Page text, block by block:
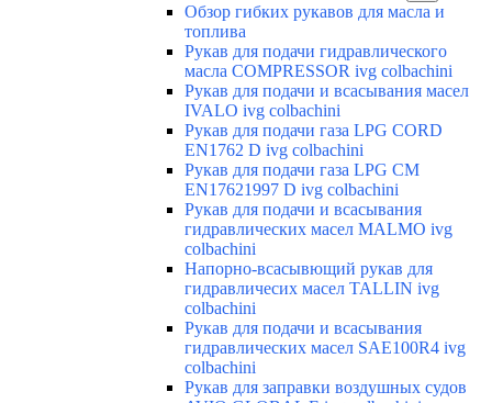
Обзор гибких рукавов для масла и
топлива
Рукав для подачи гидравлического
масла COMPRESSOR ivg colbachini
Рукав для подачи и всасывания масел
IVALO ivg colbachini
Рукав для подачи газа LPG CORD
EN1762 D ivg colbachini
Рукав для подачи газа LPG CM
EN17621997 D ivg colbachini
Рукав для подачи и всасывания
гидравлических масел MALMO ivg
colbachini
Напорно-всасывющий рукав для
гидравличесих масел TALLIN ivg
colbachini
Рукав для подачи и всасывания
гидравлических масел SAE100R4 ivg
colbachini
Рукав для заправки воздушных судов